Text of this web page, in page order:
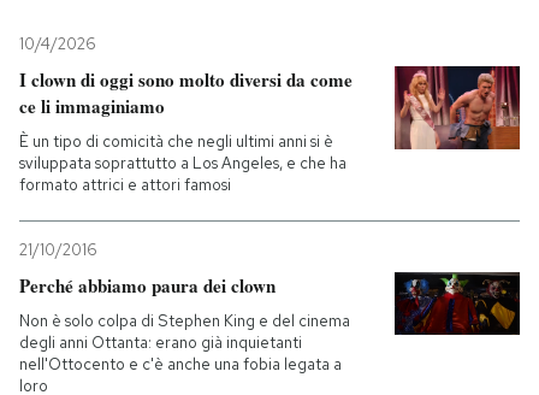
Mondo
Politica
Tecnologia
Internet
Scienza
Economia
Sport
Consumismi
Ok Boomer!
Mondiali calcio 2026
10/4/2026
I clown di oggi sono molto diversi da come
ce li immaginiamo
È un tipo di comicità che negli ultimi anni si è
sviluppata soprattutto a Los Angeles, e che ha
formato attrici e attori famosi
21/10/2016
Perché abbiamo paura dei clown
Non è solo colpa di Stephen King e del cinema
degli anni Ottanta: erano già inquietanti
nell'Ottocento e c'è anche una fobia legata a
loro